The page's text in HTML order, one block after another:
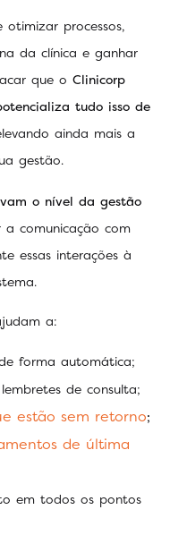
processos,
da clínica e ganhar
que o Clinicorp
tudo isso de
ainda mais a
gestão.
o nível da gestão
comunicação com
essas interações à
a:
forma automática;
de consulta;
estão sem retorno;
de última
em todos os pontos